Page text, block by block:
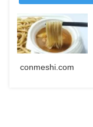
conmeshi.com